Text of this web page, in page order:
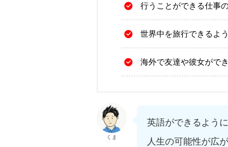
行うことができる仕事
世界中を旅行できるよ
海外で友達や彼女がで
くま
英語ができるよう
人生の可能性が広